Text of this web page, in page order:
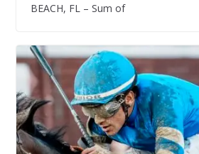
BEACH, FL – Sum of